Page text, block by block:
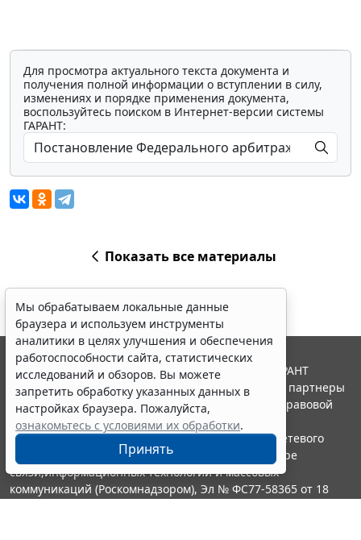
Для просмотра актуального текста документа и
получения полной информации о вступлении в силу,
изменениях и порядке применения документа,
воспользуйтесь поиском в Интернет-версии системы
ГАРАНТ:
Показать все материалы
Мы обрабатываем локальные данные
браузера и используем инструменты
аналитики в целях улучшения и обеспечения
работоспособности сайта, статистических
исследований и обзоров. Вы можете
запретить обработку указанных данных в
настройках браузера. Пожалуйста,
ознакомьтесь с условиями их обработки.
Принять
© ООО "НПП "ГАРАНТ-СЕРВИС", 2026. Система ГАРАНТ
выпускается с 1990 года. Компания "Гарант" и ее партнеры
являются участниками Российской ассоциации правовой
информации ГАРАНТ.
Портал ГАРАНТ.РУ зарегистрирован в качестве сетевого
издания Федеральной службой по надзору в сфере
связи,информационных технологий и массовых
коммуникаций (Роскомнадзором), Эл № ФС77-58365 от 18